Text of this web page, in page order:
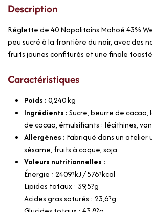
Description
Réglette de 40 Napolitains Mahoé 43%
peu sucré à la frontière du noir, avec des
fruits jaunes confiturés et une finale
Caractéristiques
Poids :0,240kg
Ingrédients :Sucre, beurre de
de cacao, émulsifiants : lécithines,
Allergènes : Fabriqué dans un
sésame, fruits à coque, soja.
Valeurs nutritionnelles :
Énergie : 2409?kJ / 576?kcal
Lipides totaux : 39,5?g
Acides gras saturés : 23,6?g